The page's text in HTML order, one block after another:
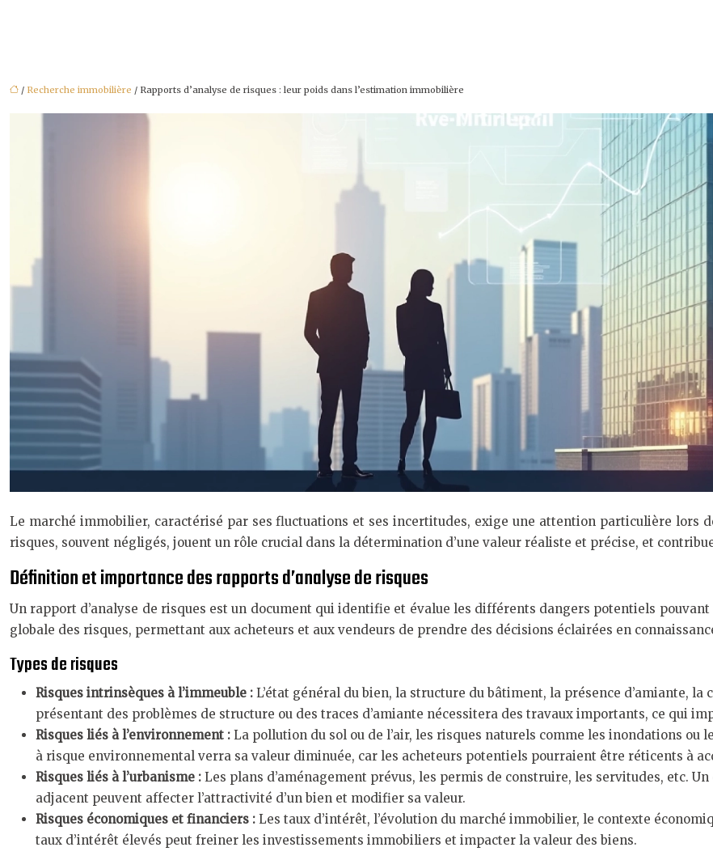
/ Recherche immobilière / Rapports d’analyse de risques : leur poids dans l’estimation immobilière
Le marché immobilier, caractérisé par ses fluctuations et ses incertitudes, exige une attention particulière lors
risques, souvent négligés, jouent un rôle crucial dans la détermination d’une valeur réaliste et précise, et
Définition et importance des rapports d’analyse de risques
Un rapport d’analyse de risques est un document qui identifie et évalue les différents dangers potentiels
globale des risques, permettant aux acheteurs et aux vendeurs de prendre des décisions éclairées en
Types de risques
Risques intrinsèques à l’immeuble : L’état général du bien, la structure du bâtiment, la présence d’amiante,
présentant des problèmes de structure ou des traces d’amiante nécessitera des travaux importants, ce qui
Risques liés à l’environnement : La pollution du sol ou de l’air, les risques naturels comme les inondations ou
à risque environnemental verra sa valeur diminuée, car les acheteurs potentiels pourraient être réticents à
Risques liés à l’urbanisme : Les plans d’aménagement prévus, les permis de construire, les servitudes, etc.
adjacent peuvent affecter l’attractivité d’un bien et modifier sa valeur.
Risques économiques et financiers : Les taux d’intérêt, l’évolution du marché immobilier, le contexte
taux d’intérêt élevés peut freiner les investissements immobiliers et impacter la valeur des biens.